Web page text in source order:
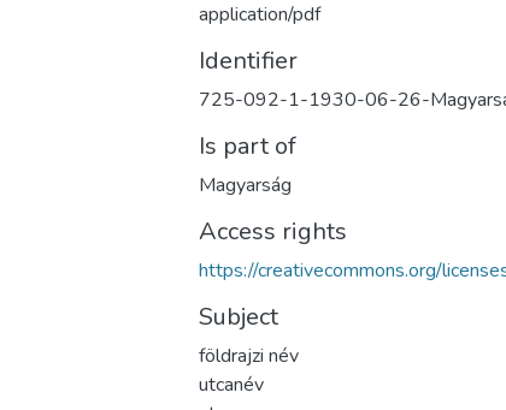
application/pdf
Identifier
725-092-1-1930-06-26-
Is part of
Magyarság
Access rights
https://creativecommons.org/
Subject
földrajzi név
utcanév